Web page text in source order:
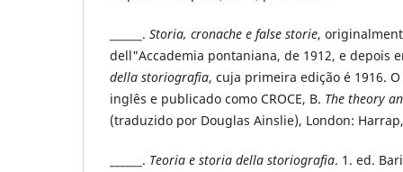
______. Storia, cronache e false storie,
dell"Accademia pontaniana, de 1912, e depois
della storiografia, cuja primeira edição é 1916.
inglês e publicado como CROCE, B. The theory
(traduzido por Douglas Ainslie), London:
______. Teoria e storia della storiografia. 1. ed.